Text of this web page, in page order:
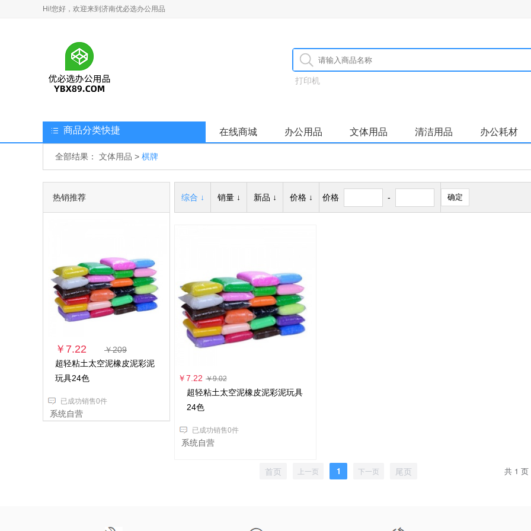
Hi!您好，欢迎来到济南优必选办公用品
打印机
商品分类快捷 在线商城 办公用品 文体用品 清洁用品 办公耗材
全部结果： 文体用品 > 棋牌
热销推荐
￥7.22
￥209
超轻粘土太空泥橡皮泥彩泥
玩具24色
已成功销售0件
系统自营
综合 ↓ 销量 ↓ 新品 ↓ 价格 ↓ 价格 - 确定
￥7.22 ￥9.02
超轻粘土太空泥橡皮泥彩泥玩具
24色
已成功销售0件
系统自营
首页 上一页 1 下一页 尾页 共 1 页